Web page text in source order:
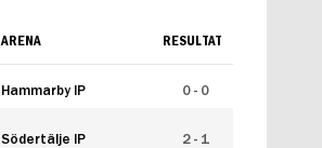
ARENA RESULTAT
Hammarby IP 0 - 0
Södertälje IP 2 - 1